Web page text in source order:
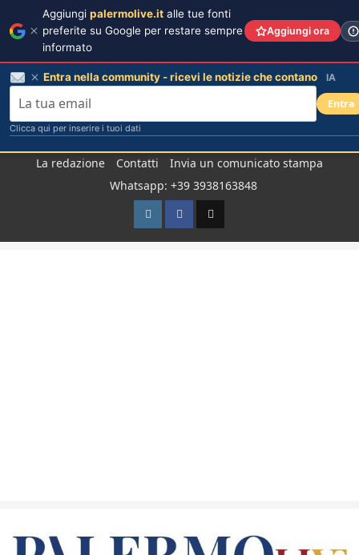
La redazione Contatti
Invia un comunicato stampa
Whatsapp: +39 3938163848
InstagramFacebook
TikTok
Aggiungi palermolive.it alle tue fonti
preferite su Google per restare sempre
informato
Aggiungi ora
Entra nella community - ricevi le notizie che contano IA
Entra
Clicca qui per inserire i tuoi dati